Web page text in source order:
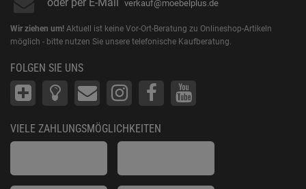
verkauf@moebelplus.de
Wir ziehen um! Aktuell ist keine Vor-Ort-Beratung zu Onlineshop-Artikeln
möglich - bitte nutzen Sie unsere telefonische Kaufberatung.
FOLGEN SIE UNS
VIELE ZAHLUNGSMÖGLICHKEITEN